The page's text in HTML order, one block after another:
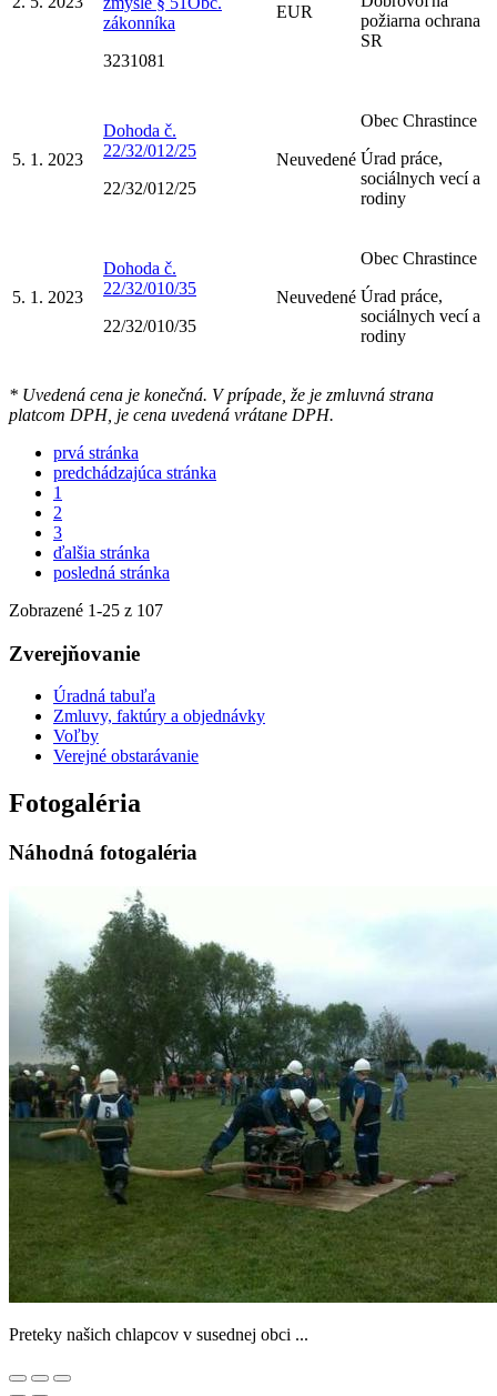
zákonníka
3231081
EUR
požiarna ochrana
SR
5. 1. 2023
Dohoda č.
22/32/012/25
22/32/012/25
Neuvedené
Obec Chrastince
Úrad práce,
sociálnych vecí a
rodiny
5. 1. 2023
Dohoda č.
22/32/010/35
22/32/010/35
Neuvedené
Obec Chrastince
Úrad práce,
sociálnych vecí a
rodiny
* Uvedená cena je konečná. V prípade, že je zmluvná strana
platcom DPH, je cena uvedená vrátane DPH.
prvá stránka
predchádzajúca stránka
1
2
3
ďalšia stránka
posledná stránka
Zobrazené 1-25 z 107
Zverejňovanie
Úradná tabuľa
Zmluvy, faktúry a objednávky
Voľby
Verejné obstarávanie
Fotogaléria
Náhodná fotogaléria
Preteky našich chlapcov v susednej obci ...